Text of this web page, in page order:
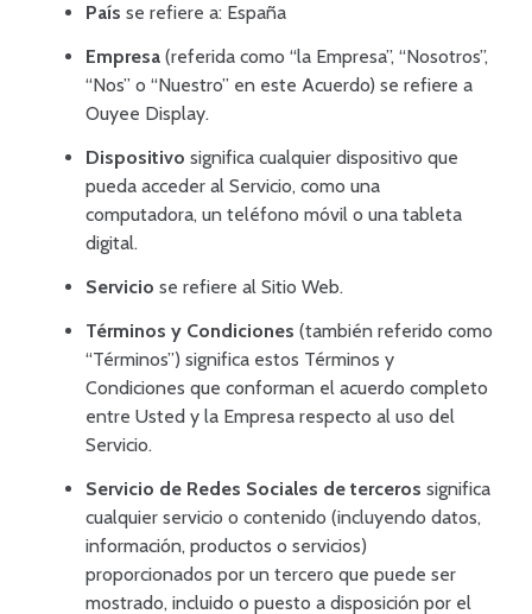
País se refiere a: España
Empresa (referida como “la Empresa”, “Nosotros”,
“Nos” o “Nuestro” en este Acuerdo) se refiere a
Ouyee Display.
Dispositivo significa cualquier dispositivo que
pueda acceder al Servicio, como una
computadora, un teléfono móvil o una tableta
digital.
Servicio se refiere al Sitio Web.
Términos y Condiciones (también referido como
“Términos”) significa estos Términos y
Condiciones que conforman el acuerdo completo
entre Usted y la Empresa respecto al uso del
Servicio.
Servicio de Redes Sociales de terceros significa
cualquier servicio o contenido (incluyendo datos,
información, productos o servicios)
proporcionados por un tercero que puede ser
mostrado, incluido o puesto a disposición por el